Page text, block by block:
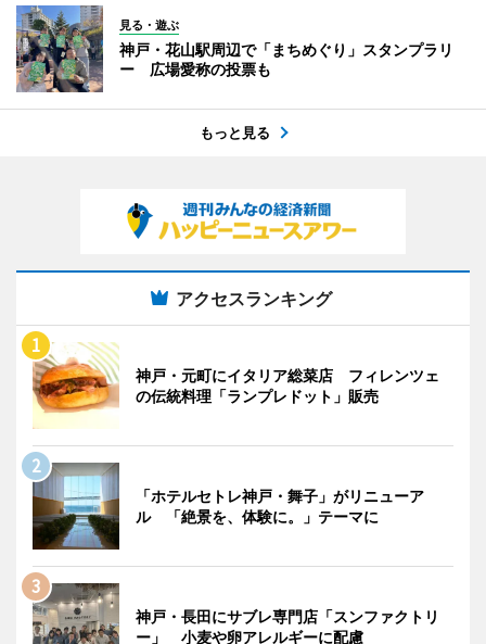
見る・遊ぶ
神戸・花山駅周辺で「まちめぐり」スタンプラリ
ー 広場愛称の投票も
もっと見る
アクセスランキング
神戸・元町にイタリア総菜店 フィレンツェ
の伝統料理「ランプレドット」販売
「ホテルセトレ神戸・舞子」がリニューア
ル 「絶景を、体験に。」テーマに
神戸・長田にサブレ専門店「スンファクトリ
ー」 小麦や卵アレルギーに配慮